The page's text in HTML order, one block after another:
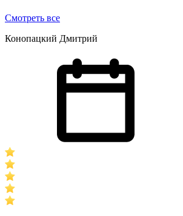
Смотреть все
Конопацкий Дмитрий